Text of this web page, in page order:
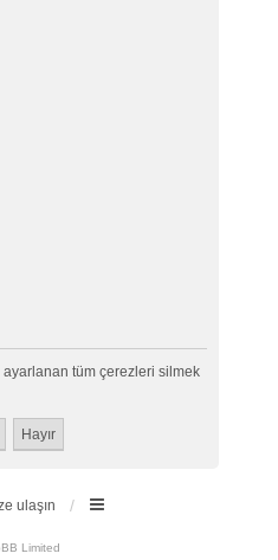
ayarlanan tüm çerezleri silmek
ulaşın
Limited